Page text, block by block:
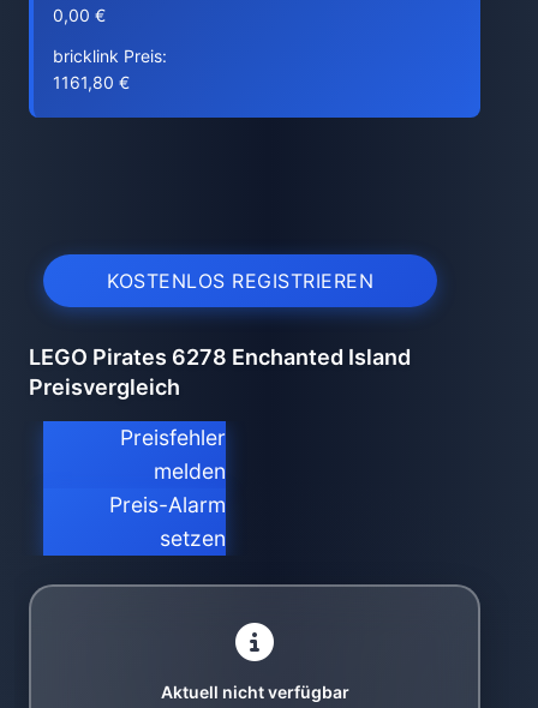
0,00 €
bricklink Preis:
1161,80 €
KOSTENLOS REGISTRIEREN
LEGO Pirates 6278 Enchanted Island
Preisvergleich
Preisfehler
melden
Preis-Alarm
setzen
Aktuell nicht verfügbar